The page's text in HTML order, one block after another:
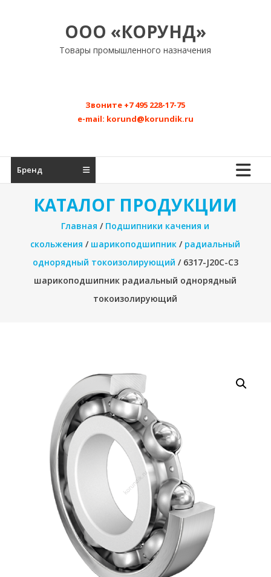
ООО «КОРУНД»
Товары промышленного назначения
Звоните +7 495 228-17-75
e-mail: korund@korundik.ru
Бренд
КАТАЛОГ ПРОДУКЦИИ
Главная / Подшипники качения и
скольжения / шарикоподшипник / радиальный
однорядный токоизолирующий / 6317-J20C-C3
шарикоподшипник радиальный однорядный
токоизолирующий